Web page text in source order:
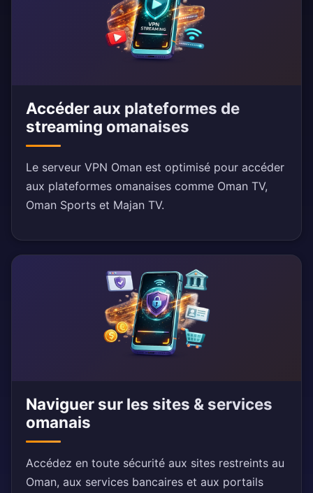
Accéder aux plateformes de
streaming omanaises
Le serveur VPN Oman est optimisé pour accéder
aux plateformes omanaises comme Oman TV,
Oman Sports et Majan TV.
Naviguer sur les sites & services
omanais
Accédez en toute sécurité aux sites restreints au
Oman, aux services bancaires et aux portails